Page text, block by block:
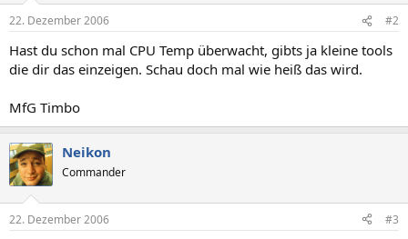
22. Dezember 2006 #2
Hast du schon mal CPU Temp überwacht, gibts ja kleine tools
die dir das einzeigen. Schau doch mal wie heiß das wird.
MfG Timbo
Neikon
Commander
22. Dezember 2006 #3